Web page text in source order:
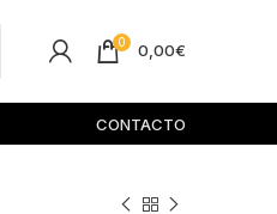
0 0,00€
CONTACTO